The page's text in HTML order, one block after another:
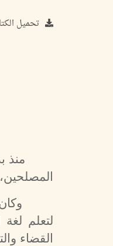
تحميل
منذ
لتعلم
القضاء